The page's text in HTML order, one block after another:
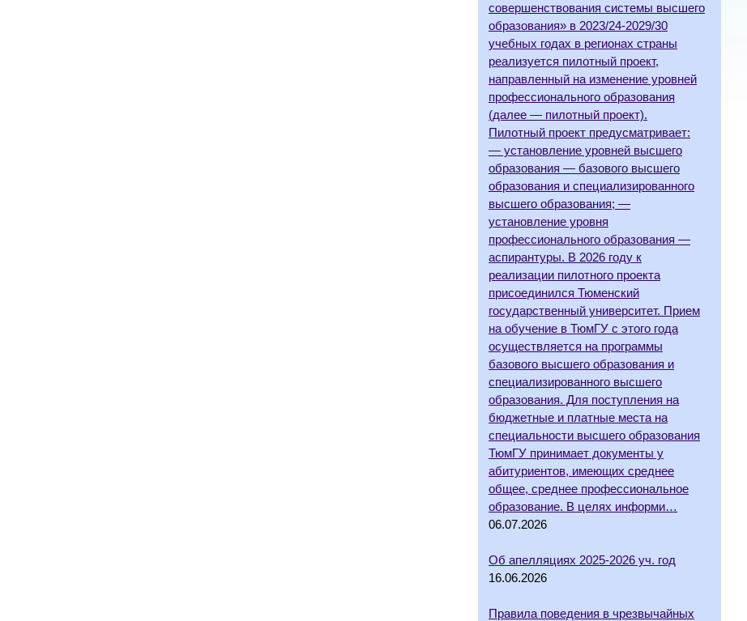
совершенствования системы высшего
образования» в 2023/24-2029/30
учебных годах в регионах страны
реализуется пилотный проект,
направленный на изменение уровней
профессионального образования
(далее — пилотный проект).
Пилотный проект предусматривает:
— установление уровней высшего
образования — базового высшего
образования и специализированного
высшего образования; —
установление уровня
профессионального образования —
аспирантуры. В 2026 году к
реализации пилотного проекта
присоединился Тюменский
государственный университет. Прием
на обучение в ТюмГУ с этого года
осуществляется на программы
базового высшего образования и
специализированного высшего
образования. Для поступления на
бюджетные и платные места на
специальности высшего образования
ТюмГУ принимает документы у
абитуриентов, имеющих среднее
общее, среднее профессиональное
образование. В целях информи…
06.07.2026
Об апелляциях 2025-2026 уч. год
16.06.2026
Правила поведения в чрезвычайных